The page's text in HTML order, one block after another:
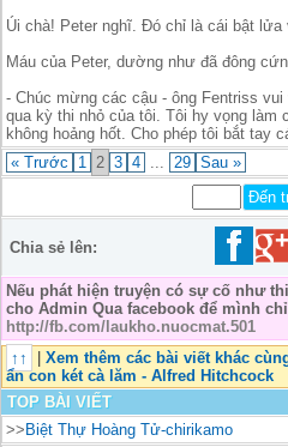
Úi chà! Peter nghĩ. Đó chỉ là cái bật lửa
Máu của Peter, dường như đã đông
- Chúc mừng các cậu - ông Fentriss
qua kỳ thi nhỏ của tôi. Tôi hy vọng làm
không hoảng hốt. Cho phép tôi bắt tay
« Trước
1 2 3 4 29 Sau »
Chia sẻ lên:
Nếu phát hiện truyện có sự cố như
cho Admin Qua facebook để mình
http://fb.com/laukho.nuocmat.501
↑↑
| Xem thêm các bài viết khác
ẩn con két cà lăm - Alfred Hitchcock
TOP BÀI VIẾT
>>Biệt Thự Hoàng Tử-chirikamo